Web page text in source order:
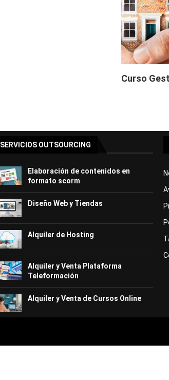
Curso
SERVICIOS OUTSOURCING
Elaboración de contenidos en
formato scorm
Diseño Web y Tiendas
Alquiler de Hosting
Alquiler y Venta Plataforma
Teleformación
Alquiler y Venta de Cursos Online